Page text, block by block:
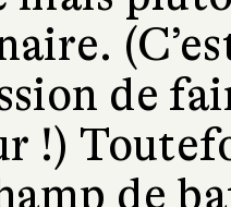
de
!)
de